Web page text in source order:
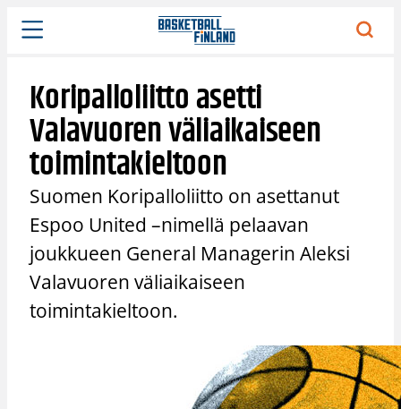
Siirry
sisältöön
Koripalloliitto asetti
Valavuoren väliaikaiseen
toimintakieltoon
Suomen Koripalloliitto on asettanut
Espoo United –nimellä pelaavan
joukkueen General Managerin Aleksi
Valavuoren väliaikaiseen
toimintakieltoon.